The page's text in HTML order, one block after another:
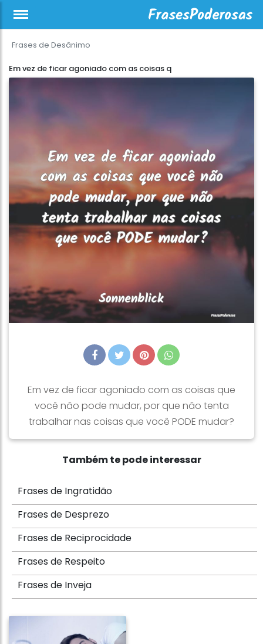
Frases de Desânimo
Em vez de ficar agoniado com as coisas q
Em vez de ficar agoniado com as coisas que
você não pode mudar, por que não tenta
trabalhar nas coisas que você PODE mudar?
Também te pode interessar
Frases de Ingratidão
Frases de Desprezo
Frases de Reciprocidade
Frases de Respeito
Frases de Inveja